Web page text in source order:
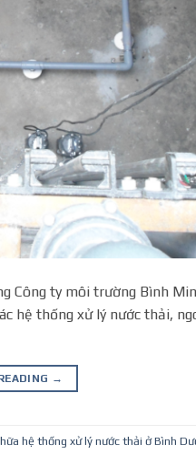
Công ty môi trường Bình
hệ thống xử lý nước thải,
→
hệ thống xử lý nước thải ở Bình